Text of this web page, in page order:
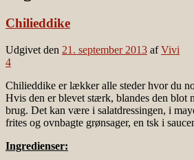
Chilieddike
Udgivet den 21. september 2013 afVivi
4
Chilieddike er lækker alle steder hvor du
Hvis den er blevet stærk, blandes den blot
brug. Det kan være i salatdressingen, i
frites og ovnbagte grønsager, en tsk i
Ingredienser: